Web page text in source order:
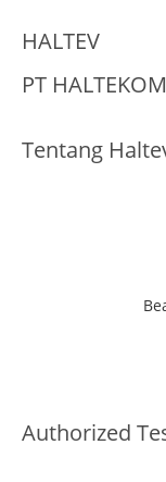
HALTEV​
PT
Tentang
Authorized